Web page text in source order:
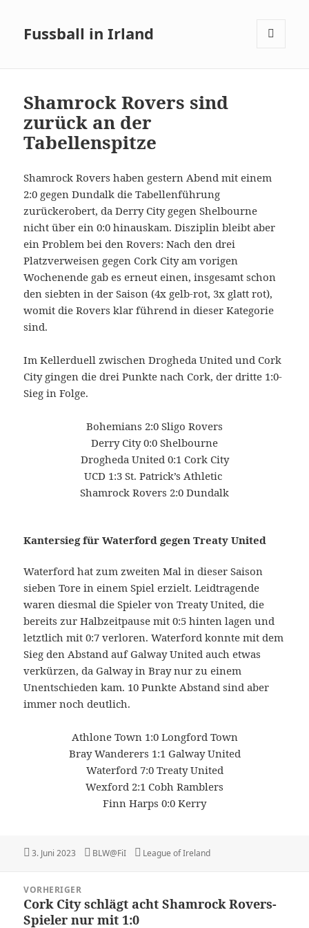
Fussball in Irland
Shamrock Rovers sind
zurück an der
Tabellenspitze
Shamrock Rovers haben gestern Abend mit einem
2:0 gegen Dundalk die Tabellenführung
zurückerobert, da Derry City gegen Shelbourne
nicht über ein 0:0 hinauskam. Disziplin bleibt aber
ein Problem bei den Rovers: Nach den drei
Platzverweisen gegen Cork City am vorigen
Wochenende gab es erneut einen, insgesamt schon
den siebten in der Saison (4x gelb-rot, 3x glatt rot),
womit die Rovers klar führend in dieser Kategorie
sind.
Im Kellerduell zwischen Drogheda United und Cork
City gingen die drei Punkte nach Cork, der dritte 1:0-
Sieg in Folge.
Bohemians 2:0 Sligo Rovers
Derry City 0:0 Shelbourne
Drogheda United 0:1 Cork City
UCD 1:3 St. Patrick’s Athletic
Shamrock Rovers 2:0 Dundalk
Kantersieg für Waterford gegen Treaty United
Waterford hat zum zweiten Mal in dieser Saison
sieben Tore in einem Spiel erzielt. Leidtragende
waren diesmal die Spieler von Treaty United, die
bereits zur Halbzeitpause mit 0:5 hinten lagen und
letztlich mit 0:7 verloren. Waterford konnte mit dem
Sieg den Abstand auf Galway United auch etwas
verkürzen, da Galway in Bray nur zu einem
Unentschieden kam. 10 Punkte Abstand sind aber
immer noch deutlich.
Athlone Town 1:0 Longford Town
Bray Wanderers 1:1 Galway United
Waterford 7:0 Treaty United
Wexford 2:1 Cobh Ramblers
Finn Harps 0:0 Kerry
Veröffentlicht
3. Juni 2023 Autor
BLW@FiI Kategorien
League of Ireland
VORHERIGER
Vorheriger
Beitrag:
Cork City schlägt acht Shamrock Rovers-
Spieler nur mit 1:0